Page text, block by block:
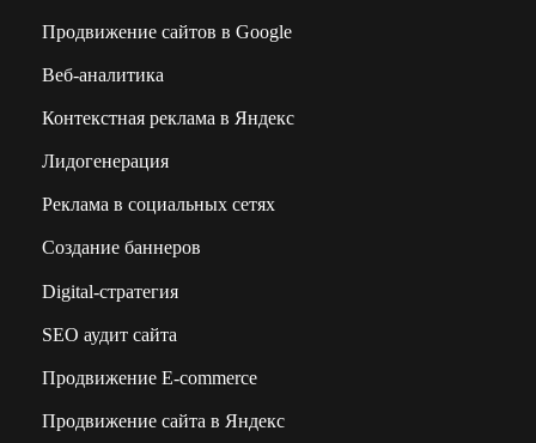
Продвижение сайтов в Google
Веб-аналитика
Контекстная реклама в Яндекс
Лидогенерация
Реклама в социальных сетях
Создание баннеров
Digital-стратегия
SEO аудит сайта
Продвижение E-commerce
Продвижение сайта в Яндекс